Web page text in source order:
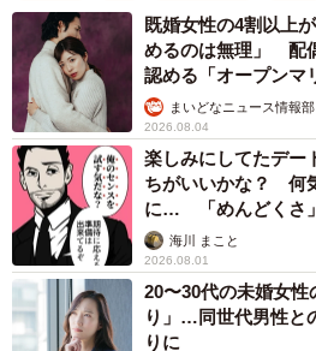
既婚女性の4割以上
めるのは無理」 配
認める「オープンマ
まいどなニュース情報部
2026.08.04
楽しみにしてたデ
ちがいいかな？ 何
に… 「めんどくさ
る寂しさ【漫画】
海川 まこと
2026.08.01
20〜30代の未婚女
り」…同世代男性と
りに